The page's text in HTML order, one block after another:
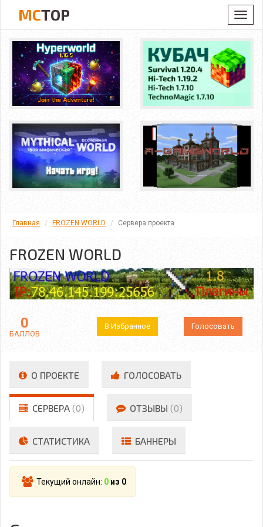
MCTOP
Главная FROZEN WORLD Сервера проекта
FROZEN WORLD
0
БАЛЛОВ
В Избранное Голосовать
О ПРОЕКТЕ ГОЛОСОВАТЬ
СЕРВЕРА (0) ОТЗЫВЫ (0)
СТАТИСТИКА БАННЕРЫ
Текущий онлайн: 0 из 0